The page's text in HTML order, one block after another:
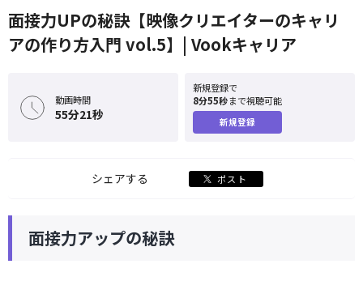
面接力UPの秘訣【映像クリエイターのキャリ
アの作り方入門 vol.5】| Vookキャリア
動画時間
55分21秒
新規登録で
8分55秒まで視聴可能
新規登録
シェアする ポスト
面接力アップの秘訣